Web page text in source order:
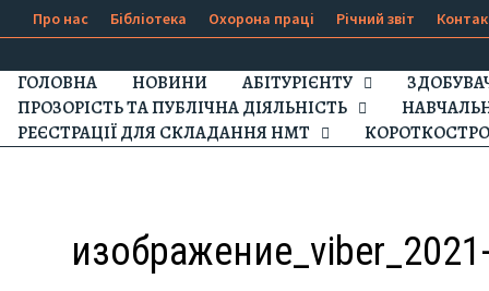
Про нас Бібліотека Охорона праці Річний звіт
ГОЛОВНА НОВИНИ АБІТУРІЄНТУ
ПРОЗОРІСТЬ ТА ПУБЛІЧНА ДІЯЛЬНІСТЬ
РЕЄСТРАЦІЇ ДЛЯ СКЛАДАННЯ НМТ